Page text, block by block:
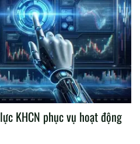
KHCN phục vụ hoạt động